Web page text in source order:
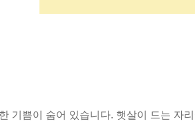
기쁨이 숨어 있습니다. 햇살이 드는 자